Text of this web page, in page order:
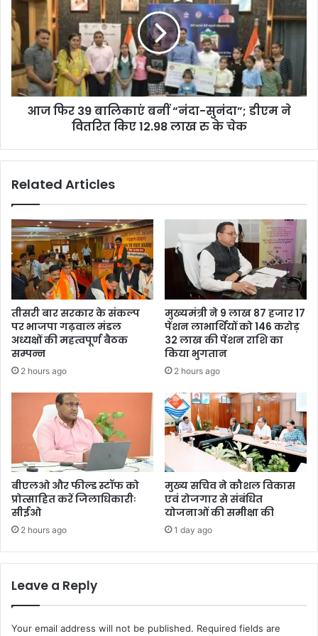
आज फिर 39 बालिकाएं बनीं “नंदा-सुनंदा”; डीएम ने
वितरित किए 12.98 लाख रु के चेक
Related Articles
तीसरी बार सरकार के संकल्प
पर भाजपा गढ़वाल मंडल
अध्यक्षों की महत्वपूर्ण बैठक
सम्पन्न
2 hours ago
मुख्यमंत्री ने 9 लाख 87 हजार 17
पेंशन लाभार्थियों को 146 करोड़
32 लाख की पेंशन राशि का
किया भुगतान
2 hours ago
बीएलओ और फील्ड स्टॉफ को
प्रोत्साहित करें जिलाधिकारीः
सीईओ
2 hours ago
मुख्य सचिव ने कौशल विकास
एवं रोजगार से संबंधित
योजनाओं की समीक्षा की
1 day ago
Leave a Reply
Your email address will not be published. Required fields are